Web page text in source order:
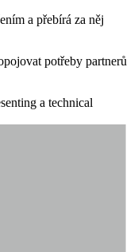
a přebírá za něj
potřeby partnerů